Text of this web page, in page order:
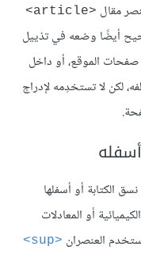
مقال <article>
أيضًا وضعه في تذييل
الموقع، أو داخل
لكن لا تستخدِمه لإدراج
الكتابة أو أسفلها
أو المعادلات
العنصران <sup>